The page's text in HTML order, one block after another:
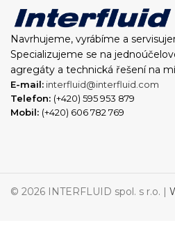
Navrhujeme, vyrábíme a
Specializujeme se na
agregáty a technická řešení na
E-mail: interfluid@interfluid.com
Telefon: (+420) 595 953 879
Mobil: (+420) 606 782 769
© 2026 INTERFLUID spol. s r.o. |